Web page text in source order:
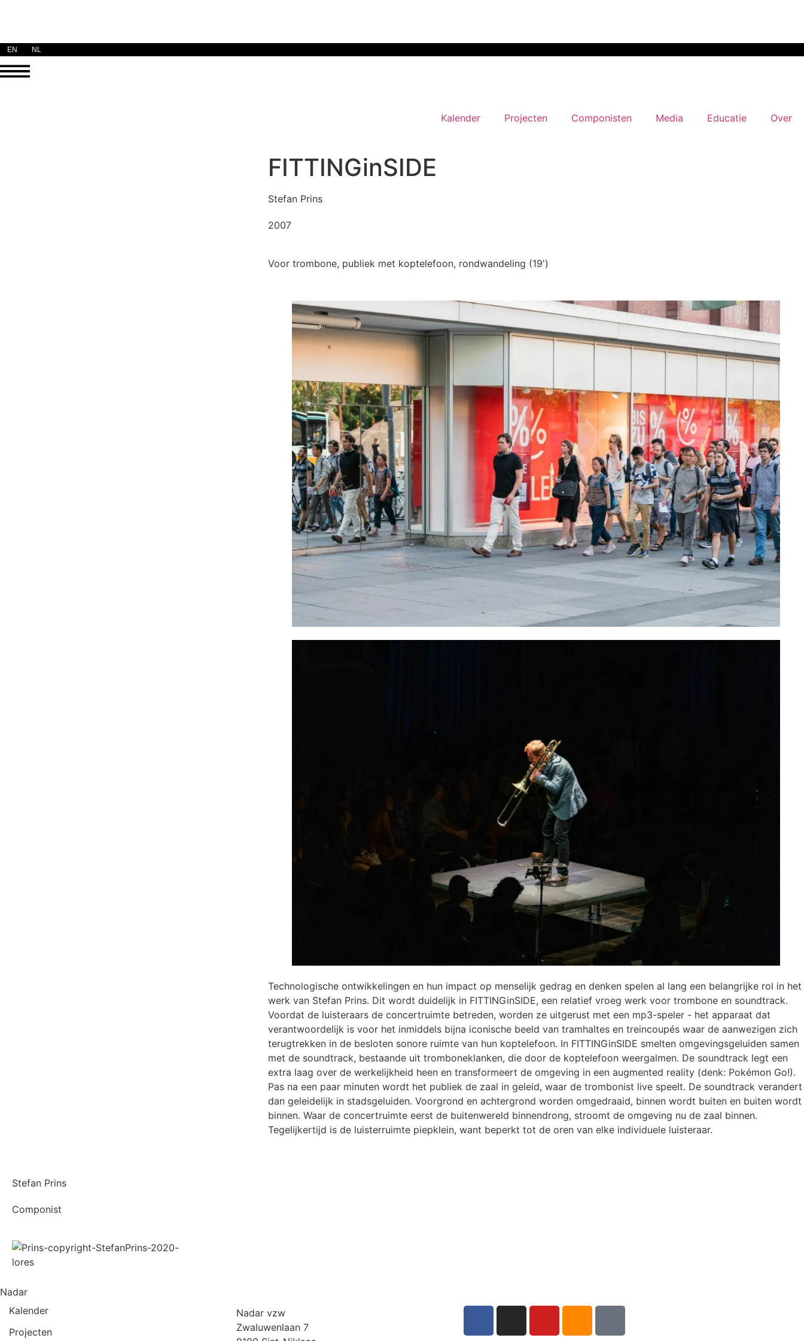
EN NL
Kalender Projecten Componisten Media Educatie Over
FITTINGinSIDE
Stefan Prins
2007
Voor trombone, publiek met koptelefoon, rondwandeling (19')
Technologische ontwikkelingen en hun impact op menselijk gedrag en denken spelen al lang een belangrijke rol in het
werk van Stefan Prins. Dit wordt duidelijk in FITTINGinSIDE, een relatief vroeg werk voor trombone en soundtrack.
Voordat de luisteraars de concertruimte betreden, worden ze uitgerust met een mp3-speler - het apparaat dat
verantwoordelijk is voor het inmiddels bijna iconische beeld van tramhaltes en treincoupés waar de aanwezigen zich
terugtrekken in de besloten sonore ruimte van hun koptelefoon. In FITTINGinSIDE smelten omgevingsgeluiden samen
met de soundtrack, bestaande uit tromboneklanken, die door de koptelefoon weergalmen. De soundtrack legt een
extra laag over de werkelijkheid heen en transformeert de omgeving in een augmented reality (denk: Pokémon Go!).
Pas na een paar minuten wordt het publiek de zaal in geleid, waar de trombonist live speelt. De soundtrack verandert
dan geleidelijk in stadsgeluiden. Voorgrond en achtergrond worden omgedraaid, binnen wordt buiten en buiten wordt
binnen. Waar de concertruimte eerst de buitenwereld binnendrong, stroomt de omgeving nu de zaal binnen.
Tegelijkertijd is de luisterruimte piepklein, want beperkt tot de oren van elke individuele luisteraar.
Stefan Prins
Componist
Nadar
Kalender
Projecten
Nadar vzw
Zwaluwenlaan 7